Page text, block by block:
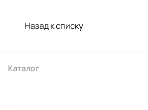
Назад к списку
Каталог